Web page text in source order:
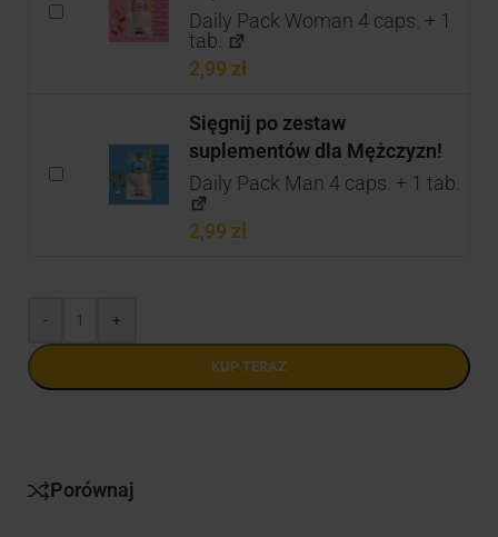
Daily Pack Woman 4 caps. + 1
tab.
2,99 zł
Sięgnij po zestaw
suplementów dla Mężczyzn!
Daily Pack Man 4 caps. + 1 tab.
2,99 zł
- +
KUP TERAZ
Porównaj